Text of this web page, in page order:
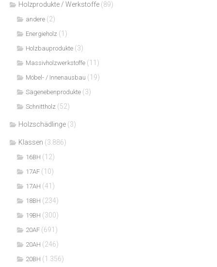
Holzprodukte / Werkstoffe (89)
andere (2)
Energieholz (1)
Holzbauprodukte (3)
Massivholzwerkstoffe (11)
Möbel- / Innenausbau (19)
Sägenebenprodukte (3)
Schnittholz (52)
Holzschädlinge (3)
Klassen (3.886)
16BH (12)
17AF (10)
17AH (41)
18BH (234)
19BH (300)
20AF (691)
20AH (246)
20BH (1.356)